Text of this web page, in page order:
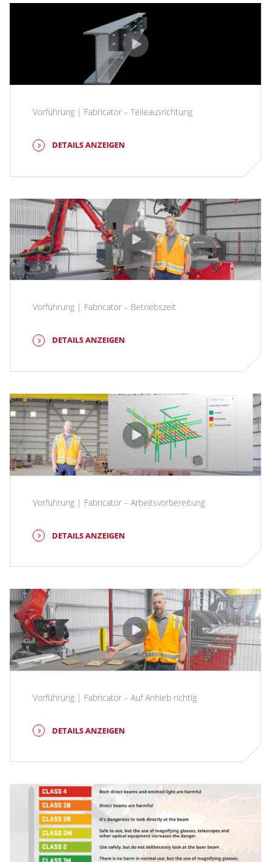
Vorführung | Fabricator – Teileausrichtung
DETAILS ANZEIGEN
Vorführung | Fabricator – Betriebszeit
DETAILS ANZEIGEN
Vorführung | Fabricator – Arbeitsvorbereitung
DETAILS ANZEIGEN
Vorführung | Fabricator – Auf Anhieb richtig
DETAILS ANZEIGEN